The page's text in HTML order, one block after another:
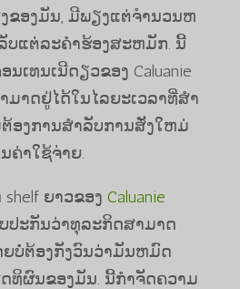
ຂອງມັນ, ມີພຽງແຕ່ຈໍານວນຫ
ບແຕ່ລະຄໍາຮ້ອງສະຫມັກ. ນີ້
ເທນເນີດຽວຂອງ Caluanie
າມາດຢູ່ໄດ້ໃນໄລຍະເວລາທີ່ສໍາ
ອງການສໍາລັບການສັ່ງໃຫມ່
ຄ່າໃຊ້ຈ່າຍ.
ຍາວຂອງ Caluanie
ປະກັນວ່າທຸລະກິດສາມາດ
ຍບໍ່ຕ້ອງກັງວົນວ່າມັນຫມົດ
ທິຜົນຂອງມັນ. ນີ້ກໍາຈັດຄວາມ